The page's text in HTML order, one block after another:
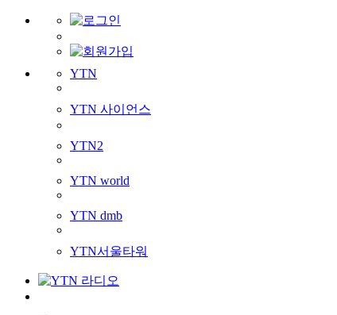
YTN
YTN 사이언스
YTN2
YTN world
YTN dmb
YTN서울타워